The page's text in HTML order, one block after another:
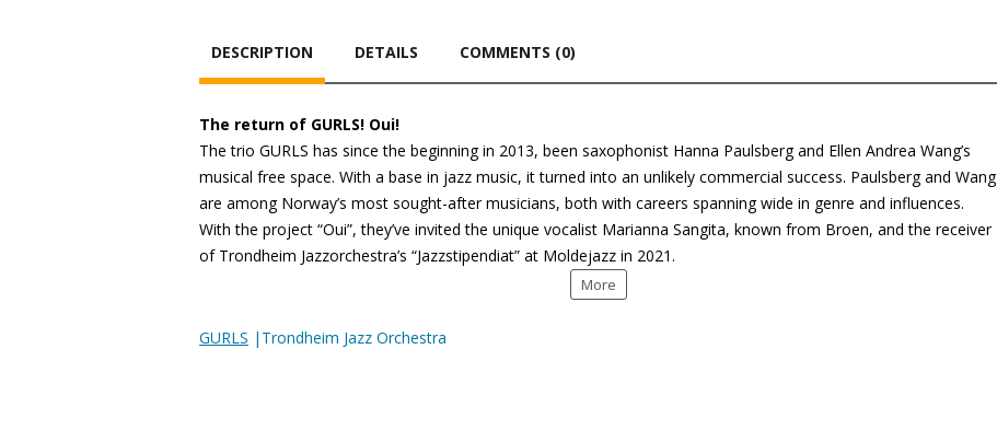
DESCRIPTION DETAILS COMMENTS (0)
The return of GURLS! Oui!
The trio GURLS has since the beginning in 2013, been saxophonist Hanna Paulsberg and Ellen Andrea Wang’s
musical free space. With a base in jazz music, it turned into an unlikely commercial success. Paulsberg and Wang
are among Norway’s most sought-after musicians, both with careers spanning wide in genre and influences.
With the project “Oui”, they’ve invited the unique vocalist Marianna Sangita, known from Broen, and the receiver
of Trondheim Jazzorchestra’s “Jazzstipendiat” at Moldejazz in 2021.
More
GURLS |Trondheim Jazz Orchestra